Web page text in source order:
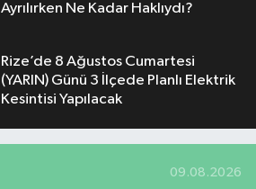
Ayrılırken Ne Kadar Haklıydı?
Rize’de 8 Ağustos Cumartesi
(YARIN) Günü 3 İlçede Planlı Elektrik
Kesintisi Yapılacak
09.08.2026